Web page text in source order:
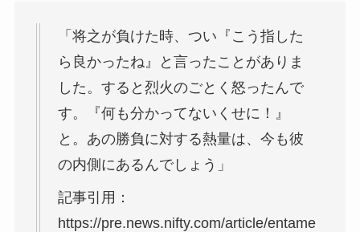
「将之が負けた時、つい『こう指した
ら良かったね』と言ったことがありま
した。すると烈火のごとく怒ったんで
す。『何も分かってないくせに！』
と。あの勝負に対する熱量は、今も彼
の内側にあるんでしょう」
記事引用：
https://pre.news.nifty.com/article/entame